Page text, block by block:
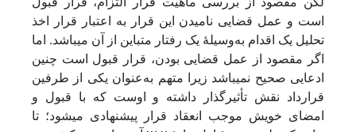
است و عمل قضایی نامیدن این قرار به اعتبار قرار اخذ
تحلیل یک اقدام به‌وسیلۀ یک رفتار متباین از آن می‏باشد. اما
اگر مقصود از عمل قضایی بودن، قرار قبول است چنین
ادعایی صحیح نمی‏باشد زیرا متهم به‌عنوان یکی از طرفین
قرارداد نقش تأثیرگذار داشته و اوست که با قبول و
امضای خویش موجب انعقاد قرار پیشنهادی می‏شود؛ تا